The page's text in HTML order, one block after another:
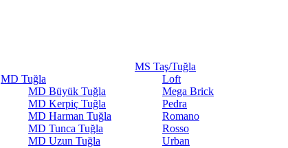
MD Tuğla
MD Büyük Tuğla
MD Kerpiç Tuğla
MD Harman Tuğla
MD Tunca Tuğla
MD Uzun Tuğla
MS Taş/Tuğla
Loft
Mega Brick
Pedra
Romano
Rosso
Urban